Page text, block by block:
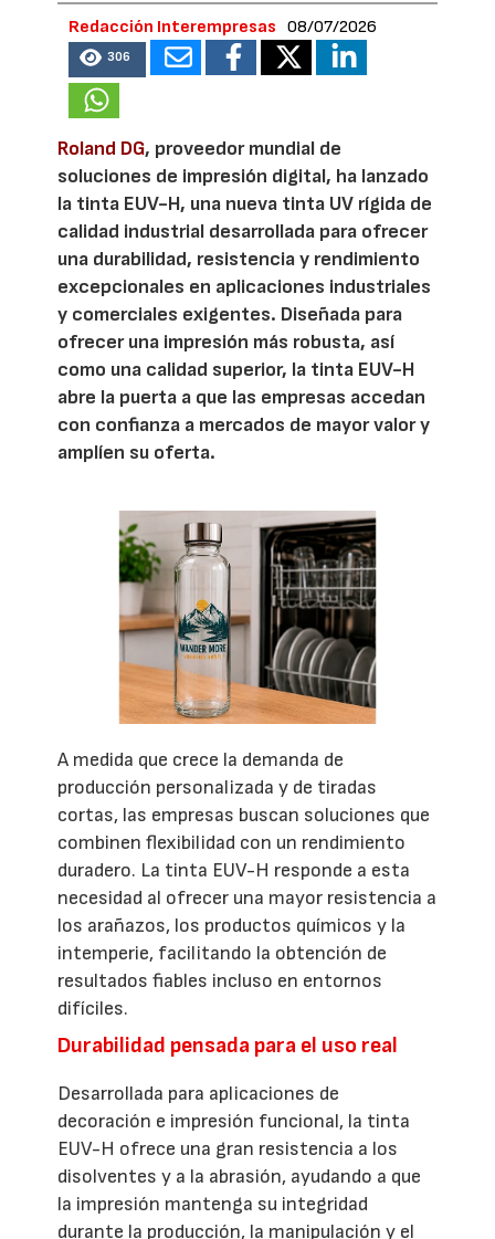
Redacción Interempresas 08/07/2026
306
Roland DG, proveedor mundial de
soluciones de impresión digital, ha lanzado
la tinta EUV-H, una nueva tinta UV rígida de
calidad industrial desarrollada para ofrecer
una durabilidad, resistencia y rendimiento
excepcionales en aplicaciones industriales
y comerciales exigentes. Diseñada para
ofrecer una impresión más robusta, así
como una calidad superior, la tinta EUV-H
abre la puerta a que las empresas accedan
con confianza a mercados de mayor valor y
amplíen su oferta.
A medida que crece la demanda de
producción personalizada y de tiradas
cortas, las empresas buscan soluciones que
combinen flexibilidad con un rendimiento
duradero. La tinta EUV-H responde a esta
necesidad al ofrecer una mayor resistencia a
los arañazos, los productos químicos y la
intemperie, facilitando la obtención de
resultados fiables incluso en entornos
difíciles.
Durabilidad pensada para el uso real
Desarrollada para aplicaciones de
decoración e impresión funcional, la tinta
EUV-H ofrece una gran resistencia a los
disolventes y a la abrasión, ayudando a que
la impresión mantenga su integridad
durante la producción, la manipulación y el